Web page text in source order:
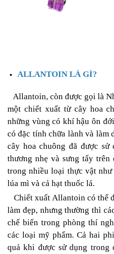
ALLANTOIN LÀ GÌ?
Allantoin, còn được gọi là
một chiết xuất từ cây hoa
những vùng có khí hậu ôn
có đặc tính chữa lành và làm
cây hoa chuông đã được
thương nhẹ và sưng tấy
trong nhiều loại thực vật như
lúa mì và cả hạt thuốc lá.
Chiết xuất Allantoin có thể
làm đẹp, nhưng thường thì
chế biến trong phòng thí
các loại mỹ phẩm. Cả hai
quả khi được sử dụng trong